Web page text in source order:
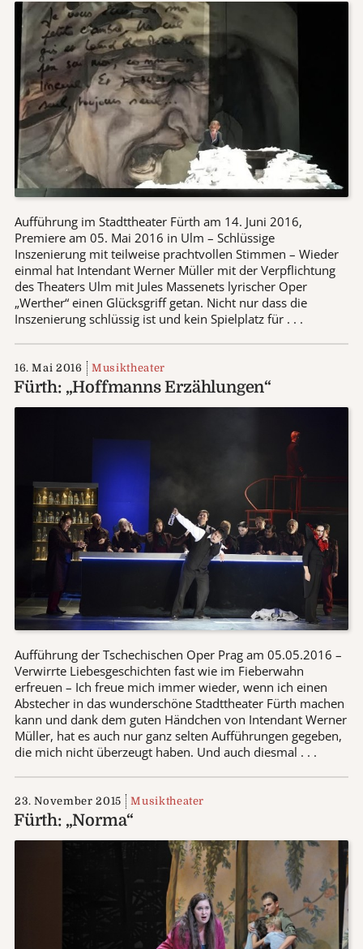
Aufführung im Stadttheater Fürth am 14. Juni 2016,
Premiere am 05. Mai 2016 in Ulm – Schlüssige
Inszenierung mit teilweise prachtvollen Stimmen – Wieder
einmal hat Intendant Werner Müller mit der Verpflichtung
des Theaters Ulm mit Jules Massenets lyrischer Oper
„Werther“ einen Glücksgriff getan. Nicht nur dass die
Inszenierung schlüssig ist und kein Spielplatz für . . .
16. Mai 2016 Musiktheater
Fürth: „Hoffmanns Erzählungen“
Aufführung der Tschechischen Oper Prag am 05.05.2016 –
Verwirrte Liebesgeschichten fast wie im Fieberwahn
erfreuen – Ich freue mich immer wieder, wenn ich einen
Abstecher in das wunderschöne Stadttheater Fürth machen
kann und dank dem guten Händchen von Intendant Werner
Müller, hat es auch nur ganz selten Aufführungen gegeben,
die mich nicht überzeugt haben. Und auch diesmal . . .
23. November 2015 Musiktheater
Fürth: „Norma“